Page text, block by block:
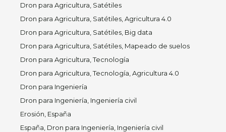
Dron para Agricultura, Satétiles
Dron para Agricultura, Satétiles, Agricultura 4.0
Dron para Agricultura, Satétiles, Big data
Dron para Agricultura, Satétiles, Mapeado de suelos
Dron para Agricultura, Tecnología
Dron para Agricultura, Tecnología, Agricultura 4.0
Dron para Ingeniería
Dron para Ingeniería, Ingeniería civil
Erosión, España
España, Dron para Ingeniería, Ingeniería civil